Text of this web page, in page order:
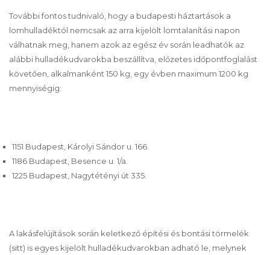
További fontos tudnivaló, hogy a budapesti háztartások a
lomhulladéktól nemcsak az arra kijelölt lomtalanítási napon
válhatnak meg, hanem azok az egész év során leadhatók az
alábbi hulladékudvarokba beszállítva, előzetes időpontfoglalást
követően, alkalmanként 150 kg, egy évben maximum 1200 kg
mennyiségig:
1151 Budapest, Károlyi Sándor u. 166.
1186 Budapest, Besence u. 1/a.
1225 Budapest, Nagytétényi út 335.
A lakásfelújítások során keletkező építési és bontási törmelék
(sitt) is egyes kijelölt hulladékudvarokban adható le, melynek